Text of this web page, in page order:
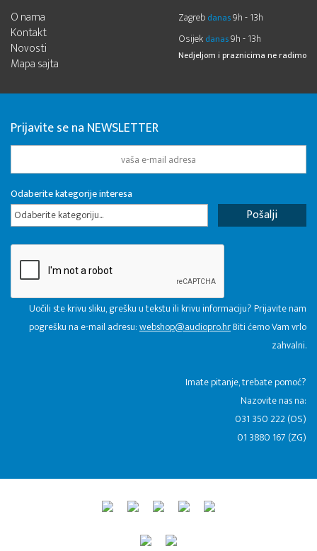
O nama
Kontakt
Novosti
Mapa sajta
Zagreb danas9h - 13h
Osijek danas9h - 13h
Nedjeljom i praznicima ne radimo
Prijavite se na NEWSLETTER
Odaberite kategorije interesa
Odaberite kategoriju...
Uočili ste krivu sliku, grešku u tekstu ili krivu informaciju? Prijavite nam
pogrešku na e-mail adresu:webshop@audiopro.hrBiti ćemo Vam vrlo
zahvalni.
​Imate pitanje, trebate pomoć?
Nazovite nas na:
031 350 222 (OS)
01 3880 167 (ZG)